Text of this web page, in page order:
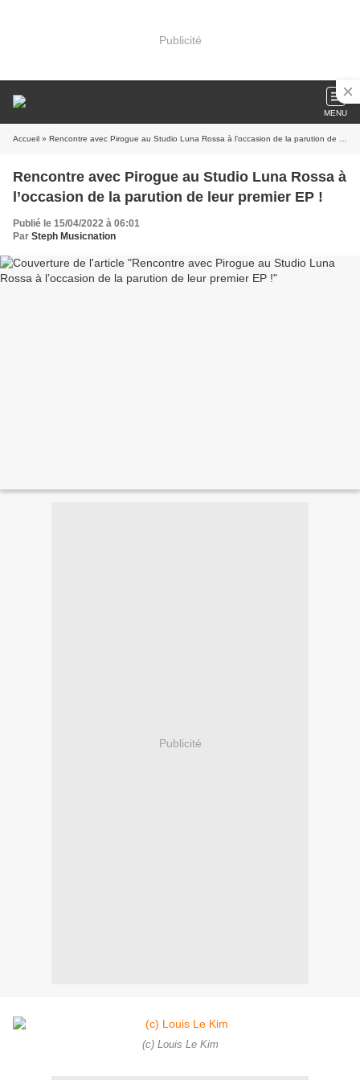
Publicité
MENU
Accueil » Rencontre avec Pirogue au Studio Luna Rossa à l’occasion de la parution de leur premier EP !
Rencontre avec Pirogue au Studio Luna Rossa à
l’occasion de la parution de leur premier EP !
Publié le 15/04/2022 à 06:01
Par Steph Musicnation
Publicité
(c) Louis Le Kim